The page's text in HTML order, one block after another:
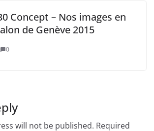
Concept – Nos images en
de Genève 2015
0
will not be published. Required